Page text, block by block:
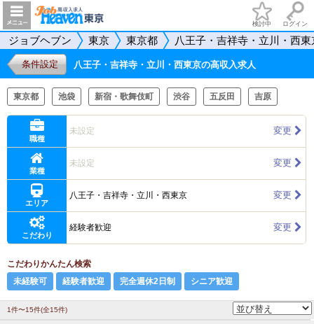
検討中 ログイン
ジョブヘブン 東京 東京都 八王子・吉祥寺・立川・西東
条件設定 八王子・吉祥寺・立川・西東京の高収入求人
東京都 池袋 新宿・歌舞伎町 渋谷 五反田 吉原
職種
未設定 変更
業種
未設定 変更
エリア
八王子・吉祥寺・立川・西東京 変更
こだわり
経験者歓迎 変更
こだわりかんたん検索
未経験可
経験者歓迎 完全週休2日制 シニア歓迎
1件〜15件(全15件)